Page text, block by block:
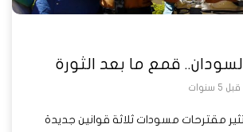
قمع ما بعد الثورة
قبل 5 سنوات
أغسطس 2021 تثير مقترحات مسودات ثلاثة قوانين جديدة